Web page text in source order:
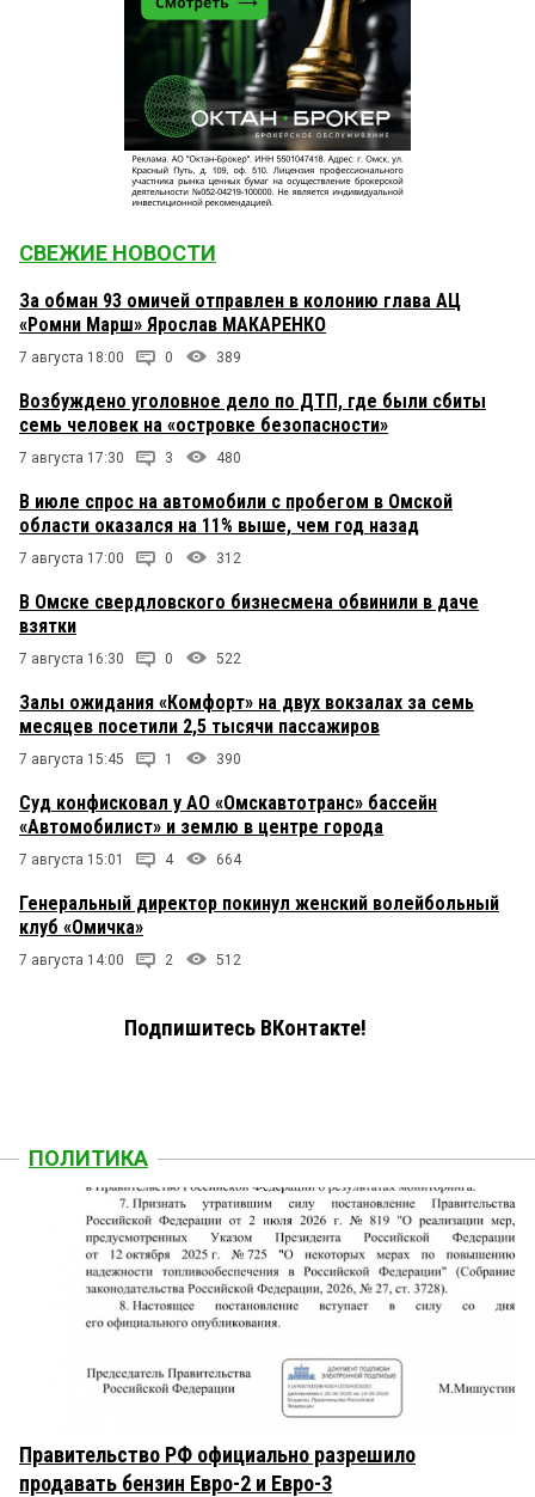
СВЕЖИЕ НОВОСТИ
За обман 93 омичей отправлен в колонию глава АЦ
«Ромни Марш» Ярослав МАКАРЕНКО
7 августа 18:00 0 389
Возбуждено уголовное дело по ДТП, где были сбиты
семь человек на «островке безопасности»
7 августа 17:30 3 480
В июле спрос на автомобили с пробегом в Омской
области оказался на 11% выше, чем год назад
7 августа 17:00 0 312
В Омске свердловского бизнесмена обвинили в даче
взятки
7 августа 16:30 0 522
Залы ожидания «Комфорт» на двух вокзалах за семь
месяцев посетили 2,5 тысячи пассажиров
7 августа 15:45 1 390
Суд конфисковал у АО «Омскавтотранс» бассейн
«Автомобилист» и землю в центре города
7 августа 15:01 4 664
Генеральный директор покинул женский волейбольный
клуб «Омичка»
7 августа 14:00 2 512
Подпишитесь ВКонтакте!
ПОЛИТИКА
Правительство РФ официально разрешило
продавать бензин Евро-2 и Евро-3